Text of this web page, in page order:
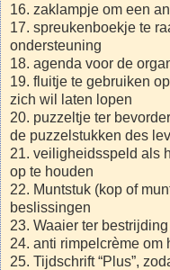
16. zaklampje om een
17. spreukenboekje te
ondersteuning
18. agenda voor de
19. fluitje te gebruiken
zich wil laten lopen
20. puzzeltje ter
de puzzelstukken des
21. veiligheidsspeld als
op te houden
22. Muntstuk (kop of
beslissingen
23. Waaier ter
24. anti rimpelcrème om
25. Tijdschrift “Plus”,